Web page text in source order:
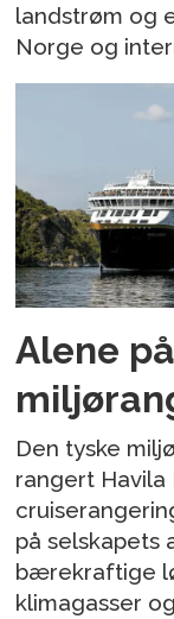
landstrøm og
Norge og
Alene
Den tyske
rangert Havila
på selskapets
bærekraftige
klimagasser